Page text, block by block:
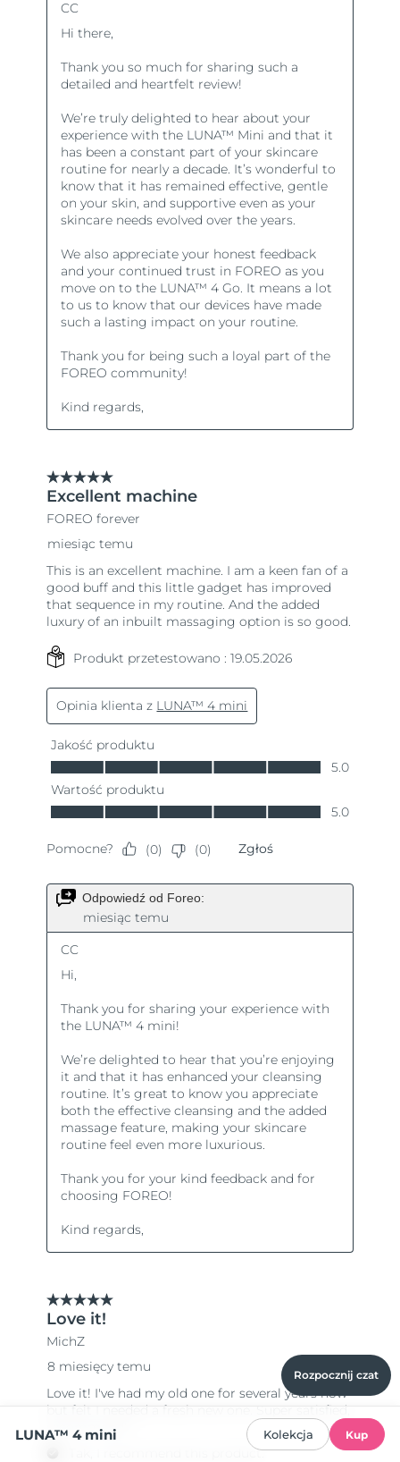
Rozpocznij czat
LUNA™ 4 mini Kolekcja Kup